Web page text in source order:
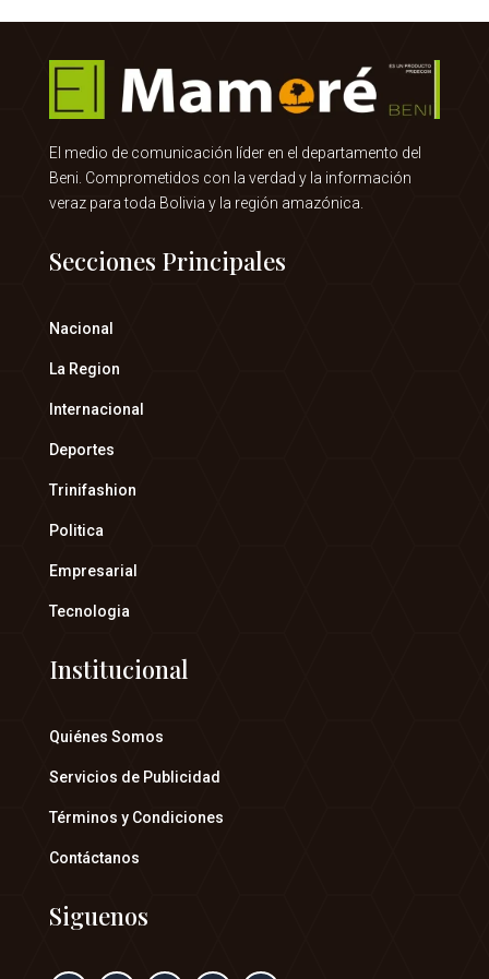
El medio de comunicación líder en el departamento del
Beni. Comprometidos con la verdad y la información
veraz para toda Bolivia y la región amazónica.
Secciones Principales
Nacional
La Region
Internacional
Deportes
Trinifashion
Politica
Empresarial
Tecnologia
Institucional
Quiénes Somos
Servicios de Publicidad
Términos y Condiciones
Contáctanos
Siguenos